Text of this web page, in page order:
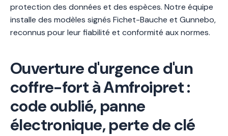
protection des données et des espèces. Notre équipe
installe des modèles signés Fichet-Bauche et Gunnebo,
reconnus pour leur fiabilité et conformité aux normes.
Ouverture d'urgence d'un
coffre-fort à Amfroipret :
code oublié, panne
électronique, perte de clé